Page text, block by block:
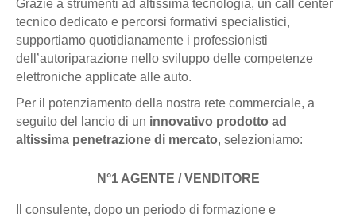
Grazie a strumenti ad altissima tecnologia, un call center
tecnico dedicato e percorsi formativi specialistici,
supportiamo quotidianamente i professionisti
dell’autoriparazione nello sviluppo delle competenze
elettroniche applicate alle auto.
Per il potenziamento della nostra rete commerciale, a
seguito del lancio di un innovativo prodotto ad
altissima penetrazione di mercato, selezioniamo:
N°1 AGENTE / VENDITORE
Il consulente, dopo un periodo di formazione e